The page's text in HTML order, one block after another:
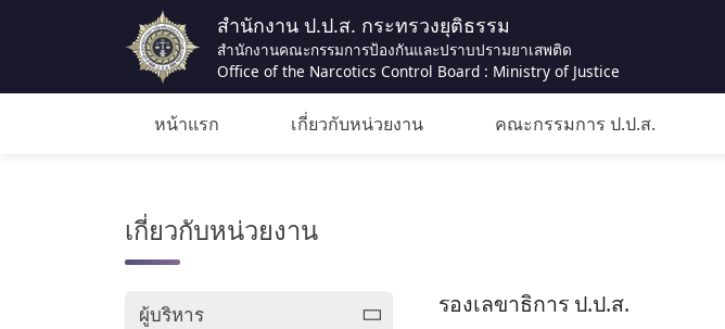
สำนักงาน ป.ป.ส. กระทรวงยุติธรรม
สำนักงานคณะกรรมการป้องกันและปราบปรามยาเสพติด
Office of the Narcotics Control Board : Ministry of Justice
หน้าแรก เกี่ยวกับหน่วยงาน คณะกรรมการ ป.ป.ส.
เกี่ยวกับหน่วยงาน
ผู้บริหาร รองเลขาธิการ ป.ป.ส.